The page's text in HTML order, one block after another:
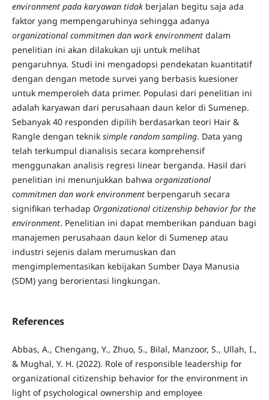
environment pada karyawan tidak berjalan begitu saja ada
faktor yang mempengaruhinya sehingga adanya
organizational commitmen dan work environment dalam
penelitian ini akan dilakukan uji untuk melihat
pengaruhnya. Studi ini mengadopsi pendekatan kuantitatif
dengan dengan metode survei yang berbasis kuesioner
untuk memperoleh data primer. Populasi dari penelitian ini
adalah karyawan dari perusahaan daun kelor di Sumenep.
Sebanyak 40 responden dipilih berdasarkan teori Hair &
Rangle dengan teknik simple random sampling. Data yang
telah terkumpul dianalisis secara komprehensif
menggunakan analisis regresi linear berganda. Hasil dari
penelitian ini menunjukkan bahwa organizational
commitmen dan work environment berpengaruh secara
signifikan terhadap Organizational citizenship behavior for the
environment. Penelitian ini dapat memberikan panduan bagi
manajemen perusahaan daun kelor di Sumenep atau
industri sejenis dalam merumuskan dan
mengimplementasikan kebijakan Sumber Daya Manusia
(SDM) yang berorientasi lingkungan.
References
Abbas, A., Chengang, Y., Zhuo, S., Bilal, Manzoor, S., Ullah, I.,
& Mughal, Y. H. (2022). Role of responsible leadership for
organizational citizenship behavior for the environment in
light of psychological ownership and employee